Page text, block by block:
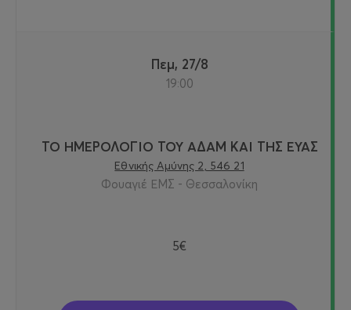
Πεμ, 27/8
19:00
ΤΟ ΗΜΕΡΟΛΟΓΙΟ ΤΟΥ ΑΔΑΜ ΚΑΙ ΤΗΣ ΕΥΑΣ
Εθνικής Αμύνης 2, 546 21
Φουαγιέ ΕΜΣ - Θεσσαλονίκη
5€